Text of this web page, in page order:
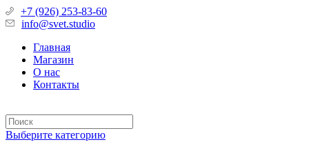
+7 (926) 253-83-60
info@svet.studio
Главная
Магазин
О нас
Контакты
Выберите категорию